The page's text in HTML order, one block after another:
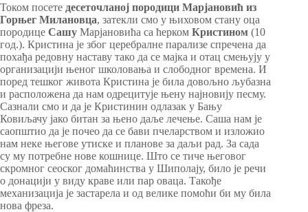
Током посете десеточланој породици Марјановић из
Горњег Милановца, затекли смо у њиховом стану оца
породице Сашу Марјановића са ћерком Кристином (10
год.). Кристина је због церебралне парализе спречена да
похађа редовну наставу тако да се мајка и отац смењују у
организацији њеног школовања и слободног времена. И
поред тешког живота Кристина је била довољно љубазна
и расположена да нам одрецитује њену најновију песму.
Сазнали смо и да је Кристинин одлазак у Бању
Ковиљачу јако битан за њено даље лечење. Саша нам је
саопштио да је почео да се бави пчеларством и изложио
нам неке његове утиске и планове за даљи рад. За сада
су му потребне нове кошнице. Што се тиче његовог
скромног сеоског домаћинства у Шиполају, било је речи
о донацији у виду краве или пар оваца. Такође
механизација је застарела и од велике помоћи би му била
нова фреза.